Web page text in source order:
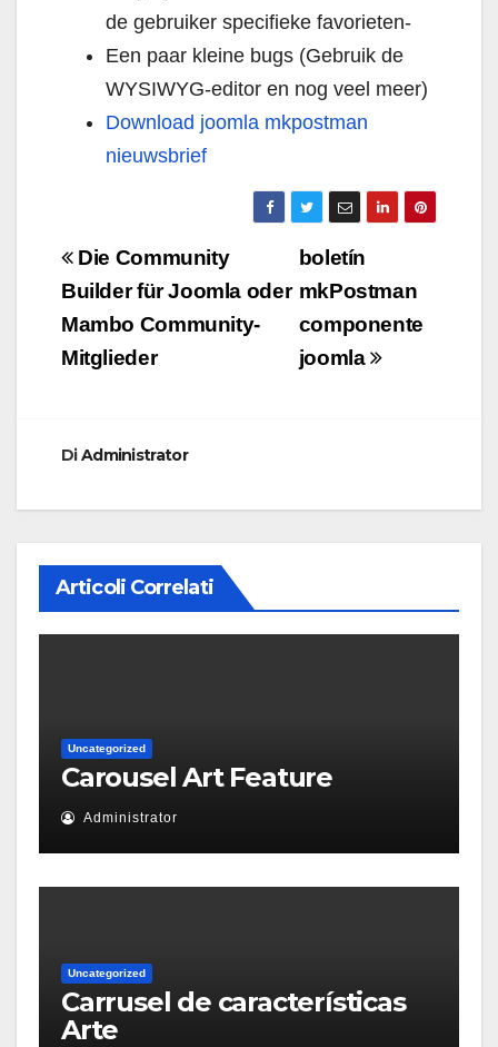
de gebruiker specifieke favorieten-
Een paar kleine bugs (Gebruik de
WYSIWYG-editor en nog veel meer)
Download joomla mkpostman
nieuwsbrief
Navigazione
articoli
boletín
mkPostman
componente
joomla
Die Community
Builder für Joomla oder
Mambo Community-
Mitglieder
DiAdministrator
Articoli Correlati
Uncategorized
Carousel Art Feature
Administrator
Uncategorized
Carrusel de características
Arte